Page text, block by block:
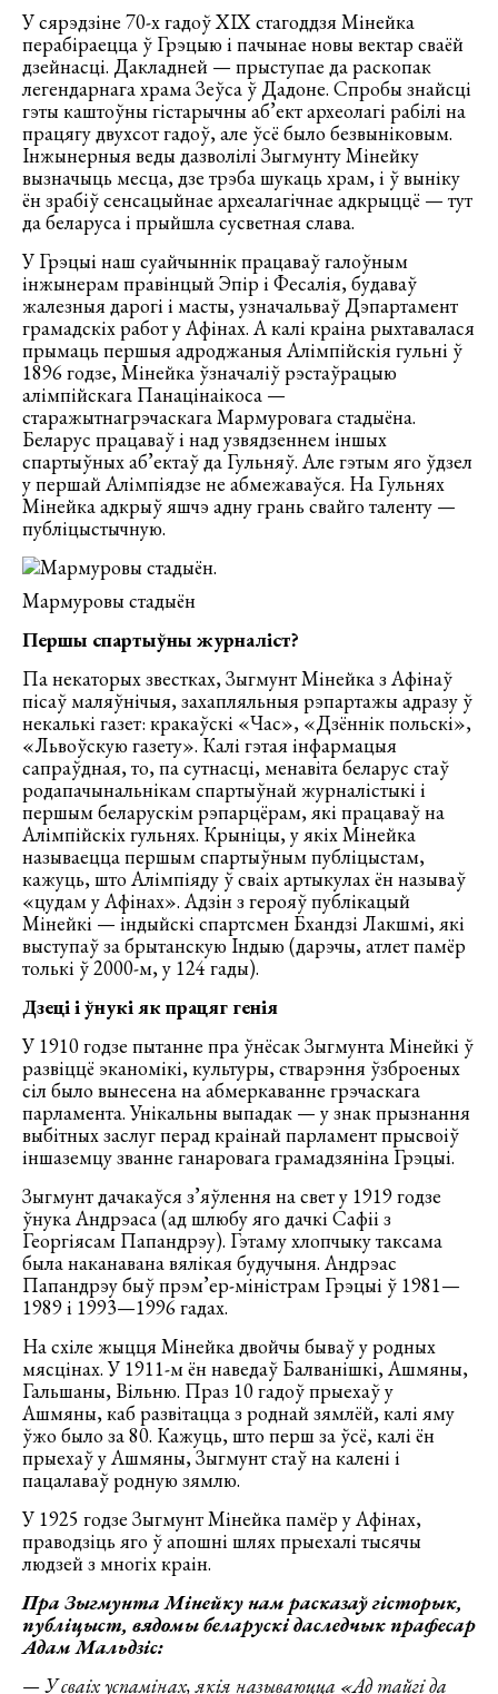
У сярэдзіне 70-х гадоў XІX стагоддзя Мінейка
перабіраецца ў Грэцыю і пачынае новы вектар сваёй
дзейнасці. Дакладней — прыступае да раскопак
легендарнага храма Зеўса ў Дадоне. Спробы знайсці
гэты каштоўны гістарычны аб’ект археолагі рабілі на
працягу двухсот гадоў, але ўсё было безвыніковым.
Інжынерныя веды дазволілі Зыгмунту Мінейку
вызначыць месца, дзе трэба шукаць храм, і ў выніку
ён зрабіў сенсацыйнае археалагічнае адкрыццё — тут
да беларуса і прыйшла сусветная слава.
У Грэцыі наш суайчыннік працаваў галоўным
інжынерам правінцый Эпір і Фесалія, будаваў
жалезныя дарогі і масты, узначальваў Дэпартамент
грамадскіх работ у Афінах. А калі краіна рыхтавалася
прымаць першыя адроджаныя Алімпійскія гульні ў
1896 годзе, Мінейка ўзначаліў рэстаўрацыю
алімпійскага Панацінаікоса —
старажытнагрэчаскага Мармуровага стадыёна.
Беларус працаваў і над узвядзеннем іншых
спартыўных аб’ектаў да Гульняў. Але гэтым яго ўдзел
у першай Алімпіядзе не абмежаваўся. На Гульнях
Мінейка адкрыў яшчэ адну грань свайго таленту —
публіцыстычную.
Мар­му­ро­вы ста­ды­ё­н
Першы спартыўны журналіст?
Па некаторых звестках, Зыгмунт Мінейка з Афінаў
пісаў маляўнічыя, захапляльныя рэпартажы адразу ў
некалькі газет: кракаўскі «Час», «Дзённік польскі»,
«Львоўскую газету». Калі гэтая інфармацыя
сапраўдная, то, па сутнасці, менавіта беларус стаў
родапачынальнікам спартыўнай журналістыкі і
першым беларускім рэпарцёрам, які працаваў на
Алімпійскіх гульнях. Крыніцы, у якіх Мінейка
называецца першым спартыўным публіцыстам,
кажуць, што Алімпіяду ў сваіх артыкулах ён называў
«цудам у Афінах». Адзін з герояў публікацый
Мінейкі — індыйскі спартсмен Бхандзі Лакшмі, які
выступаў за брытанскую Індыю (дарэчы, атлет памёр
толькі ў 2000-м, у 124 гады).
Дзеці і ўнукі як працяг генія
У 1910 годзе пытанне пра ўнёсак Зыгмунта Мінейкі ў
развіццё эканомікі, культуры, стварэння ўзброеных
сіл было вынесена на абмеркаванне грэчаскага
парламента. Унікальны выпадак — у знак прызнання
выбітных заслуг перад краінай парламент прысвоіў
іншаземцу званне ганаровага грамадзяніна Грэцыі.
Зыгмунт дачакаўся з’яўлення на свет у 1919 годзе
ўнука Андрэаса (ад шлюбу яго дачкі Сафіі з
Георгіясам Папандрэу). Гэтаму хлопчыку таксама
была наканавана вялікая будучыня. Андрэас
Папандрэу быў прэм’ер-міністрам Грэцыі ў 1981—
1989 і 1993—1996 гадах.
На схіле жыцця Мінейка двойчы бываў у родных
мясцінах. У 1911-м ён наведаў Балванішкі, Ашмяны,
Гальшаны, Вільню. Праз 10 гадоў прыехаў у
Ашмяны, каб развітацца з роднай зямлёй, калі яму
ўжо было за 80. Кажуць, што перш за ўсё, калі ён
прыехаў у Ашмяны, Зыгмунт стаў на калені і
пацалаваў родную зямлю.
У 1925 годзе Зыгмунт Мінейка памёр у Афінах,
праводзіць яго ў апошні шлях прыехалі тысячы
людзей з многіх краін.
Пра Зыгмунта Мінейку нам расказаў гісторык,
публіцыст, вядомы беларускі даследчык прафесар
Адам Мальдзіс:
— У сваіх успамінах, якія называюцца «Ад тайгі да